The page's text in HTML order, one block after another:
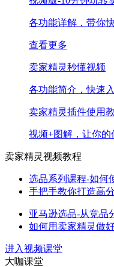
各功能详解，带你
查看更多
卖家精灵秒懂视频
各功能简介，快速
卖家精灵插件使用
视频+图解，让你的
卖家精灵视频教程
选品系列课程-如何
手把手教你打造高
亚马逊选品-从竞品
如何用卖家精灵做
进入视频课堂
大咖课堂